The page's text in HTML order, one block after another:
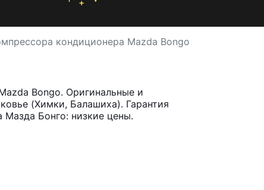
кондиционера Mazda Bongo
Bongo. Оригинальные и
(Химки, Балашиха). Гарантия
Бонго: низкие цены.